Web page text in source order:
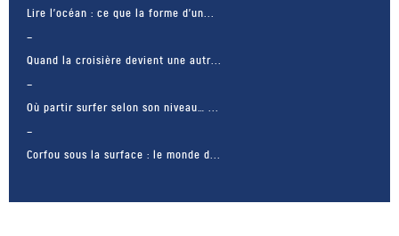
Lire l’océan : ce que la forme d’un...
Quand la croisière devient une autr...
Où partir surfer selon son niveau… ...
Corfou sous la surface : le monde d...